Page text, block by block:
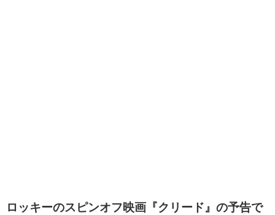
ロッキーのスピンオフ映画『クリード』の予告で